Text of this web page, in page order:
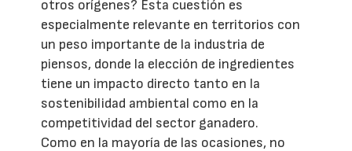
otros orígenes? Esta cuestión es
especialmente relevante en territorios con
un peso importante de la industria de
piensos, donde la elección de ingredientes
tiene un impacto directo tanto en la
sostenibilidad ambiental como en la
competitividad del sector ganadero.
Como en la mayoría de las ocasiones, no